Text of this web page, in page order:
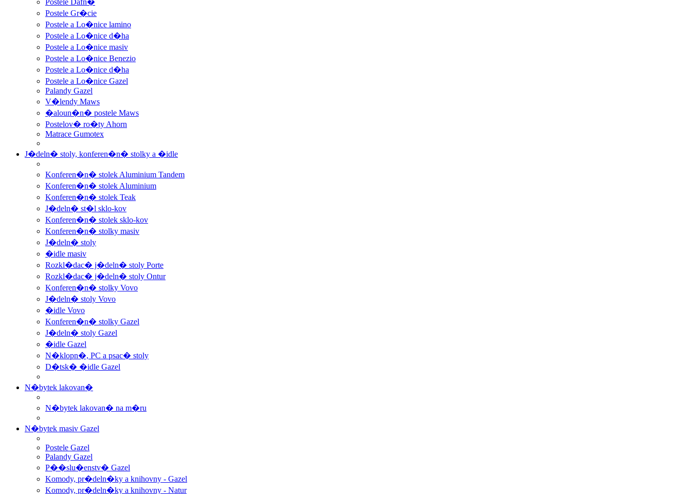
Postele Gr�cie
Postele a Lo�nice lamino
Postele a Lo�nice d�ha
Postele a Lo�nice masiv
Postele a Lo�nice Benezio
Postele a Lo�nice d�ha
Postele a Lo�nice Gazel
Palandy Gazel
V�lendy Maws
�aloun�n� postele Maws
Postelov� ro�ty Ahorn
Matrace Gumotex
J�deln� stoly, konferen�n� stolky a �idle
Konferen�n� stolek Aluminium Tandem
Konferen�n� stolek Aluminium
Konferen�n� stolek Teak
J�deln� st�l sklo-kov
Konferen�n� stolek sklo-kov
Konferen�n� stolky masiv
J�deln� stoly
�idle masiv
Rozkl�dac� j�deln� stoly Porte
Rozkl�dac� j�deln� stoly Ontur
Konferen�n� stolky Vovo
J�deln� stoly Vovo
�idle Vovo
Konferen�n� stolky Gazel
J�deln� stoly Gazel
�idle Gazel
N�klopn�, PC a psac� stoly
D�tsk� �idle Gazel
N�bytek lakovan�
N�bytek lakovan� na m�ru
N�bytek masiv Gazel
Postele Gazel
Palandy Gazel
P��slu�enstv� Gazel
Komody, pr�deln�ky a knihovny - Gazel
Komody, pr�deln�ky a knihovny - Natur